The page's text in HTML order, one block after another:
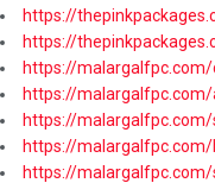
https://
https://
https://malargalfpc.com/
https://
https://malargalfpc.com/
https://malargalfpc.com/
https://malargalfpc.com/